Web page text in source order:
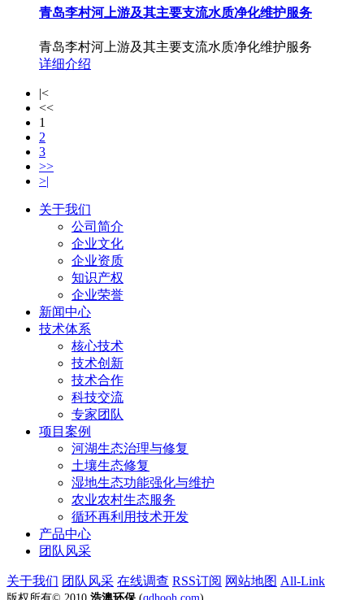
青岛李村河上游及其主要支流水质净化维护服务
青岛李村河上游及其主要支流水质净化维护服务
详细介绍
|<
<<
1
2
3
>>
>|
关于我们
公司简介
企业文化
企业资质
知识产权
企业荣誉
新闻中心
技术体系
核心技术
技术创新
技术合作
科技交流
专家团队
项目案例
河湖生态治理与修复
土壤生态修复
湿地生态功能强化与维护
农业农村生态服务
循环再利用技术开发
产品中心
团队风采
关于我们 团队风采 在线调查 RSS订阅 网站地图 All-Link